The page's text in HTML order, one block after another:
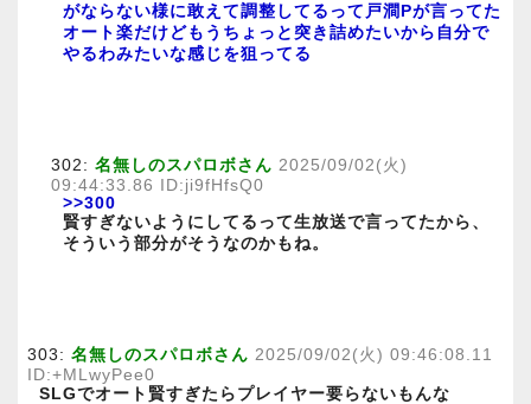
がならない様に敢えて調整してるって戸澗Pが言ってた
オート楽だけどもうちょっと突き詰めたいから自分で
やるわみたいな感じを狙ってる
302: 名無しのスパロボさん 2025/09/02(火)
09:44:33.86 ID:ji9fHfsQ0
>>300
賢すぎないようにしてるって生放送で言ってたから、
そういう部分がそうなのかもね。
303: 名無しのスパロボさん 2025/09/02(火) 09:46:08.11
ID:+MLwyPee0
SLGでオート賢すぎたらプレイヤー要らないもんな